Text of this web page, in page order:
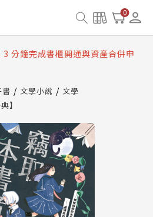
0
位閱讀資產合併與書櫃開通申請
櫃開通常見問題
3 分鐘完成書櫃開通與資產合併申
位閱讀資產合併與書櫃開通申請
書 文學小說
文學
】